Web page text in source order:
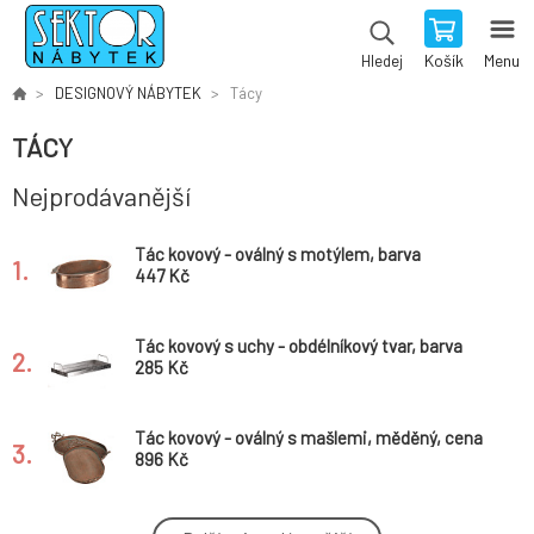
Hledej Košík Menu
DESIGNOVÝ NÁBYTEK Tácy
TÁCY
Nejprodávanější
1.
Tác kovový - oválný s motýlem, barva
měděná
447 Kč
2.
Tác kovový s uchy - obdélníkový tvar, barva
stříbrná
285 Kč
3.
Tác kovový - oválný s mašlemi, měděný, cena
za sadu 2 ks
896 Kč
Tác kovový s uchy - obdélníkový tvar, barva